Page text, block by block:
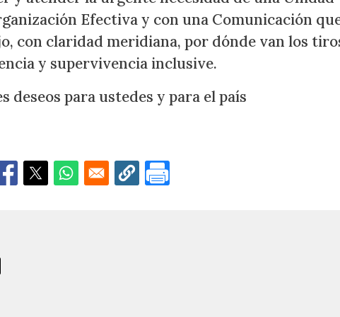
Efectiva y con una Comunicación
con claridad meridiana, por dónde van los
y supervivencia inclusive.
deseos para ustedes y para el país